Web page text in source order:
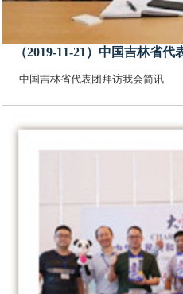
（2019-11-21）中国吉林省
中国吉林省代表团拜访我会简讯